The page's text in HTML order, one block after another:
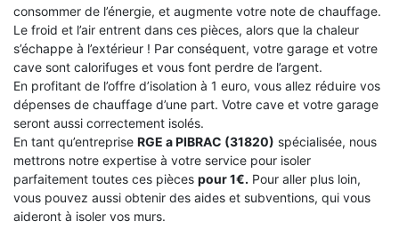
consommer de l’énergie, et augmente votre note de chauffage.
Le froid et l’air entrent dans ces pièces, alors que la chaleur
s’échappe à l’extérieur ! Par conséquent, votre garage et votre
cave sont calorifuges et vous font perdre de l’argent.
En profitant de l’offre d’isolation à 1 euro, vous allez réduire vos
dépenses de chauffage d’une part. Votre cave et votre garage
seront aussi correctement isolés.
En tant qu’entreprise RGE a PIBRAC (31820) spécialisée, nous
mettrons notre expertise à votre service pour isoler
parfaitement toutes ces pièces pour 1€. Pour aller plus loin,
vous pouvez aussi obtenir des aides et subventions, qui vous
aideront à isoler vos murs.